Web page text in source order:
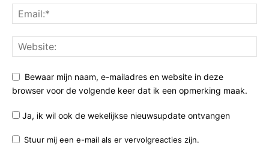
Bewaar mijn naam, e-mailadres en website in deze
browser voor de volgende keer dat ik een opmerking maak.
Ja, ik wil ook de wekelijkse nieuwsupdate ontvangen
Stuur mij een e-mail als er vervolgreacties zijn.